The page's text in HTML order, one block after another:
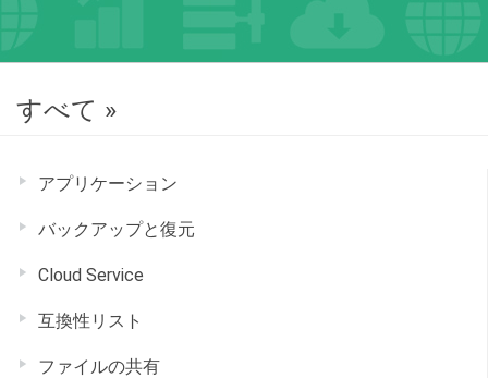
すべて »
アプリケーション
バックアップと復元
Cloud Service
互換性リスト
ファイルの共有